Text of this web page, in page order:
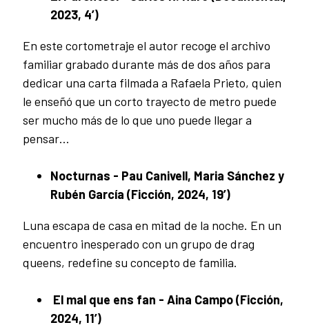
2023, 4’)
En este cortometraje el autor recoge el archivo
familiar grabado durante más de dos años para
dedicar una carta filmada a Rafaela Prieto, quien
le enseñó que un corto trayecto de metro puede
ser mucho más de lo que uno puede llegar a
pensar…
Nocturnas - Pau Canivell, Maria Sánchez y
Rubén García (Ficción, 2024, 19’)
Luna escapa de casa en mitad de la noche. En un
encuentro inesperado con un grupo de drag
queens, redefine su concepto de familia.
El mal que ens fan - Aina Campo (Ficción,
2024, 11’)